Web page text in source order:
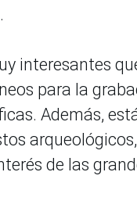
interesantes
para la
Además,
de las